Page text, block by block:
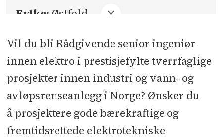
Fylke: Østfold
Sted:Fredrikstad
Søknadsfrist:13.03.2026
Vil du bli Rådgivende senior ingeniør
innen elektro i prestisjefylte tverrfaglige
prosjekter innen industri og vann- og
avløpsrenseanlegg i Norge? Ønsker du
å prosjektere gode bærekraftige og
fremtidsrettede elektrotekniske